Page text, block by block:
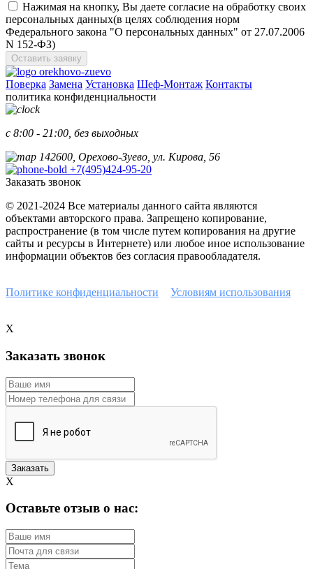
Нажимая на кнопку, Вы даете согласие на обработку своих
персональных данных(в целях соблюдения норм
Федерального закона "О персональных данных" от 27.07.2006
N 152-ФЗ)
Оставить заявку
Поверка Замена Установка Шеф-Монтаж Контакты
политика конфиденциальности
с 8:00 - 21:00, без выходных
142600, Орехово-Зуево, ул. Кирова, 56
+7(495)424-95-20
Заказать звонок
© 2021-2024 Все материалы данного сайта являются
объектами авторского права. Запрещено копирование,
распространение (в том числе путем копирования на другие
сайты и ресурсы в Интернете) или любое иное использование
информации объектов без согласия правообладателя.
Политике конфиденциальности
Условиям использования
X
Заказать звонок
X
Оставьте отзыв о нас: